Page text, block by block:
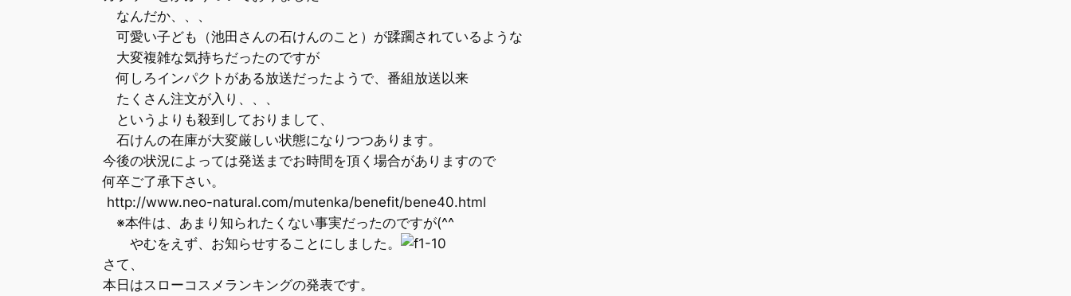
なんだか、、、
可愛い子ども（池田さんの石けんのこと）が蹂躙されているような
大変複雑な気持ちだったのですが
何しろインパクトがある放送だったようで、番組放送以来
たくさん注文が入り、、、
というよりも殺到しておりまして、
石けんの在庫が大変厳しい状態になりつつあります。
今後の状況によっては発送までお時間を頂く場合がありますので
何卒ご了承下さい。
http://www.neo-natural.com/mutenka/benefit/bene40.html
※本件は、あまり知られたくない事実だったのですが(^^ゞ
やむをえず、お知らせすることにしました。
さて、
本日はスローコスメランキングの発表です。